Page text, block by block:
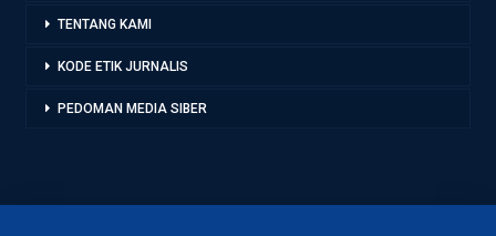
TENTANG KAMI
KODE ETIK JURNALIS
PEDOMAN MEDIA SIBER